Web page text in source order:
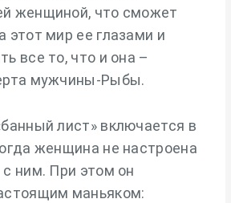
женщиной, что сможет
этот мир ее глазами и
все то, что и она –
мужчины-Рыбы.
лист» включается в
женщина не настроена
ним. При этом он
маньяком: